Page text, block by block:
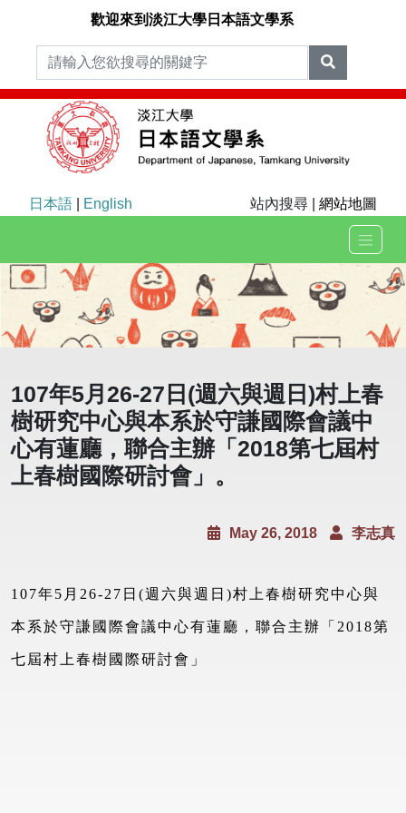
歡迎來到淡江大學日本語文學系
日本語 English 站內搜尋 | 網站地圖
107年5月26-27日(週六與週日)村上春
樹研究中心與本系於守謙國際會議中
心有蓮廳，聯合主辦「2018第七屆村
上春樹國際研討會」。
May 26, 2018 李志真
107年5月26-27日(週六與週日)村上春樹研究中心與
本系於守謙國際會議中心有蓮廳，聯合主辦「2018第
七屆村上春樹國際研討會」